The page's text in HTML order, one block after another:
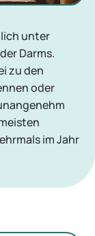
unter
Darms.
zu den
oder
im Jahr